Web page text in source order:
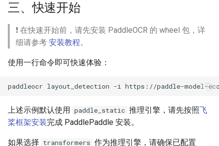
三、快速开始
❗ 在快速开始前，请先安装 PaddleOCR 的 wheel 包，详
细请参考 安装教程。
使用一行命令即可快速体验：
paddleocr layout_detection -i
上述示例默认使用 paddle_static 推理引擎，请先按照飞
桨框架安装完成 PaddlePaddle 安装。
如果选择 transformers 作为推理引擎，请确保已配置